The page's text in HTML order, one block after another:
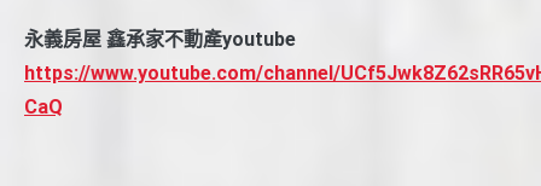
永義房屋 鑫承家不動產youtube
https://www.youtube.com/channel/
CaQ